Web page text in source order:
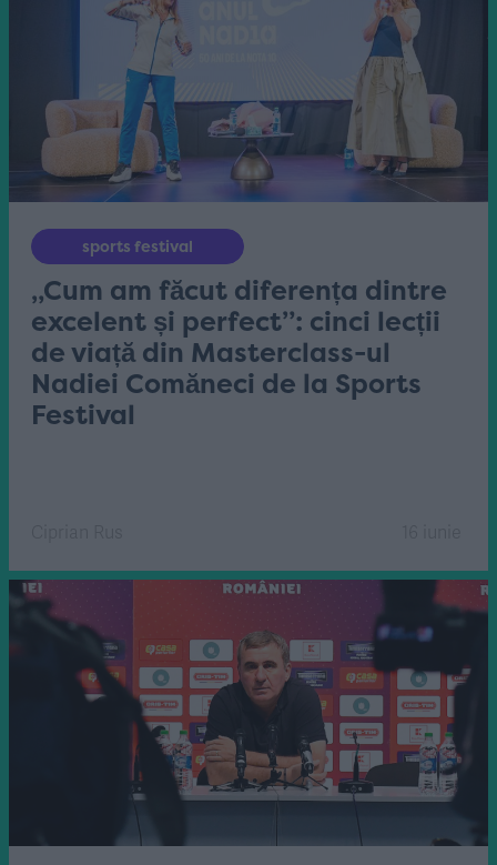
sports festival
„Cum am făcut diferența dintre
excelent și perfect”: cinci lecții
de viață din Masterclass-ul
Nadiei Comăneci de la Sports
Festival